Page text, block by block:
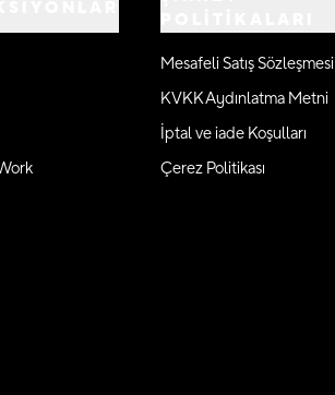
Mesafeli Satış Sözleşmesi
KVKK Aydınlatma Metni
İptal ve iade Koşulları
Çerez Politikası